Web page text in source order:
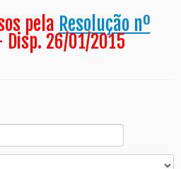
pela Resolução nº
Disp. 26/01/2015